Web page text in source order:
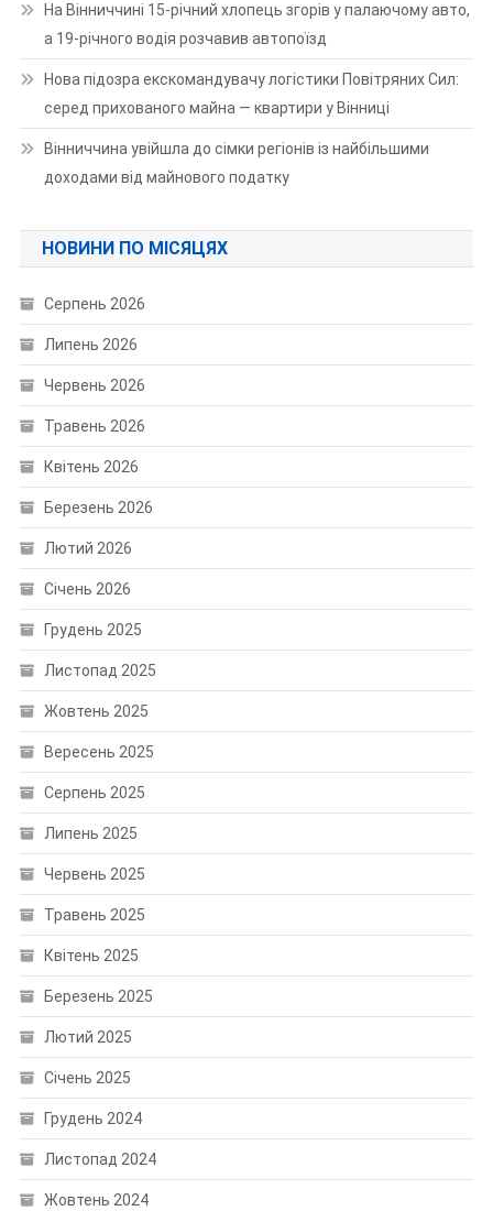
На Вінниччині 15-річний хлопець згорів у палаючому авто,
а 19-річного водія розчавив автопоїзд
Нова підозра екскомандувачу логістики Повітряних Сил:
серед прихованого майна — квартири у Вінниці
Вінниччина увійшла до сімки регіонів із найбільшими
доходами від майнового податку
НОВИНИ ПО МІСЯЦЯХ
Серпень 2026
Липень 2026
Червень 2026
Травень 2026
Квітень 2026
Березень 2026
Лютий 2026
Січень 2026
Грудень 2025
Листопад 2025
Жовтень 2025
Вересень 2025
Серпень 2025
Липень 2025
Червень 2025
Травень 2025
Квітень 2025
Березень 2025
Лютий 2025
Січень 2025
Грудень 2024
Листопад 2024
Жовтень 2024